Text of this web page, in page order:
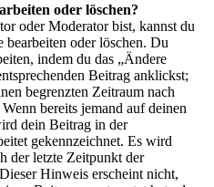
oder löschen?
oder Moderator bist, kannst du
bearbeiten oder löschen. Du
indem du das „Ändere
Beitrag anklickst;
begrenzten Zeitraum nach
bereits jemand auf deinen
dein Beitrag in der
gekennzeichnet. Es wird
der letzte Zeitpunkt der
Hinweis erscheint nicht,